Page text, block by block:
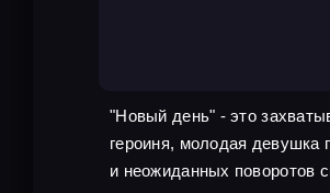
"Новый день" - это
героиня, молодая девушка
и неожиданных поворотов